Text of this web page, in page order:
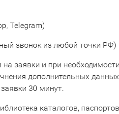
Telegram)
звонок из любой точки РФ)
заявки и при
дополнительных
30 минут.
каталогов, паспортов